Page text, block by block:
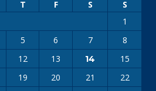
T F S
S
1
5 6 7
8
12 13 14
15
19 20 21
22